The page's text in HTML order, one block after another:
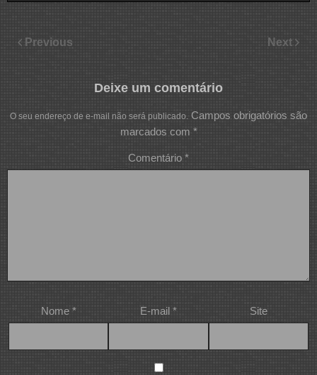
Previous Next
Deixe um comentário
O seu endereço de e-mail não será publicado. Campos obrigatórios são
marcados com *
Comentário *
Nome * E-mail * Site